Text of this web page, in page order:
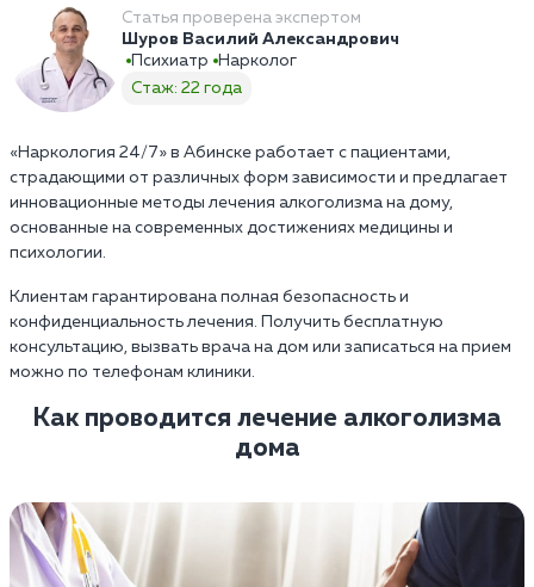
Статья проверена экспертом
Шуров Василий Александрович
Психиатр
Нарколог
Стаж: 22 года
«Наркология 24/7» в Абинске работает с пациентами,
страдающими от различных форм зависимости и предлагает
инновационные методы лечения алкоголизма на дому,
основанные на современных достижениях медицины и
психологии.
Клиентам гарантирована полная безопасность и
конфиденциальность лечения. Получить бесплатную
консультацию, вызвать врача на дом или записаться на прием
можно по телефонам клиники.
Как проводится лечение алкоголизма
дома